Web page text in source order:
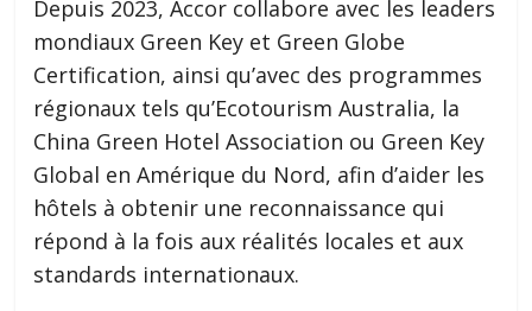
Depuis 2023, Accor collabore avec les leaders
mondiaux Green Key et Green Globe
Certification, ainsi qu’avec des programmes
régionaux tels qu’Ecotourism Australia, la
China Green Hotel Association ou Green Key
Global en Amérique du Nord, afin d’aider les
hôtels à obtenir une reconnaissance qui
répond à la fois aux réalités locales et aux
standards internationaux.